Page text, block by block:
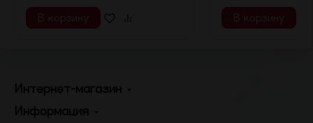
В корзину В корзину
Интернет-магазин
Информация